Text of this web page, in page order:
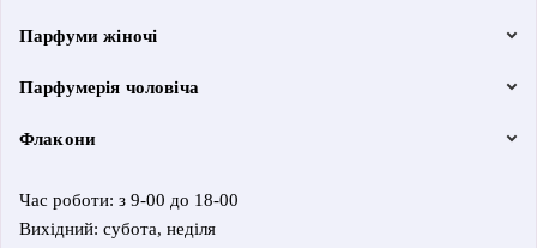
Парфуми жіночі
Парфумерія чоловіча
Флакони
Час роботи: з 9-00 до 18-00
Вихідний: субота, неділя